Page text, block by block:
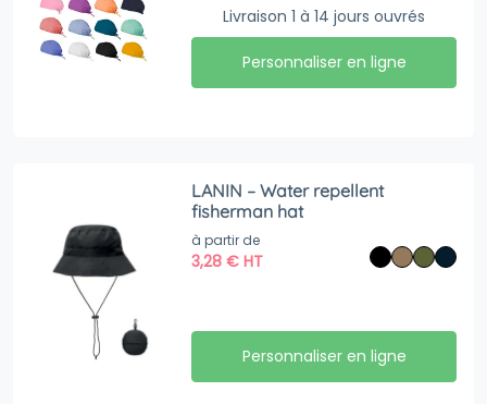
Livraison 1 à 14 jours ouvrés
Personnaliser en ligne
LANIN – Water repellent
fisherman hat
à partir de
3,28€ HT
Personnaliser en ligne